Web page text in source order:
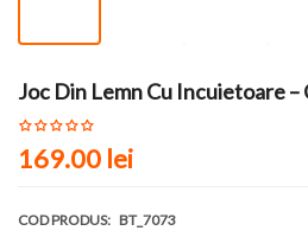
Joc Din Lemn Cu Incuietoare
169.00 lei
COD PRODUS: BT_7073